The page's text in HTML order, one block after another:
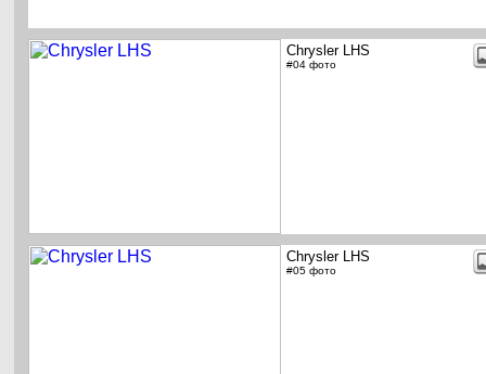
Chrysler LHS
#04 фото
Chrysler LHS
#05 фото